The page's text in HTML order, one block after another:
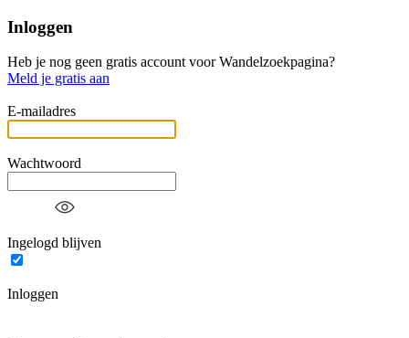
Inloggen
Heb je nog geen gratis account voor Wandelzoekpagina?
Meld je gratis aan
E-mailadres
Wachtwoord
Ingelogd blijven
Inloggen